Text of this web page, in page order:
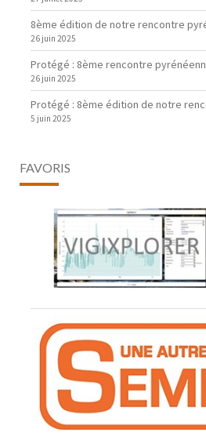
8ème édition de notre rencontre
26 juin 2025
Protégé : 8ème rencontre
26 juin 2025
Protégé : 8ème édition de notre
5 juin 2025
FAVORIS